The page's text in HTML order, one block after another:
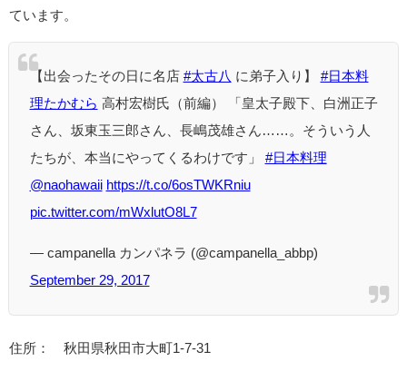
ています。
【出会ったその日に名店 #太古八 に弟子入り】 #日本料
理たかむら 高村宏樹氏（前編） 「皇太子殿下、白洲正子
さん、坂東玉三郎さん、長嶋茂雄さん……。そういう人
たちが、本当にやってくるわけです」 #日本料理
@naohawaii https://t.co/6osTWKRniu
pic.twitter.com/mWxlutO8L7
— campanella カンパネラ (@campanella_abbp)
September 29, 2017
住所： 秋田県秋田市大町1-7-31